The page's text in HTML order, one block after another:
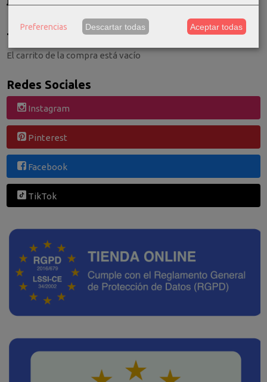
Consultar Destinos
Tu Carrito (0)
El carrito de la compra está vacío
Redes Sociales
Instagram
Pinterest
Facebook
TikTok
Preferencias Descartar todas Aceptar todas